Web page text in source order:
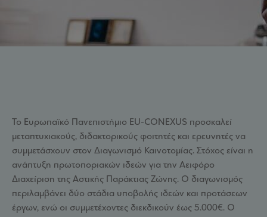
Το Ευρωπαϊκό Πανεπιστήμιο EU-CONEXUS προσκαλεί
μεταπτυχιακούς, διδακτορικούς φοιτητές και ερευνητές να
συμμετάσχουν στον Διαγωνισμό Καινοτομίας. Στόχος είναι η
ανάπτυξη πρωτοποριακών ιδεών για την Αειφόρο
Διαχείριση της Αστικής Παράκτιας Ζώνης. Ο διαγωνισμός
περιλαμβάνει δύο στάδια υποβολής ιδεών και προτάσεων
έργων, ενώ οι συμμετέχοντες διεκδικούν έως 5.000€. Ο